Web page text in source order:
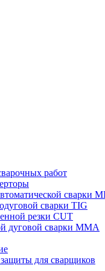
работ
сварки
сварки TIG
резки CUT
дуговой сварки MMA
для сварщиков